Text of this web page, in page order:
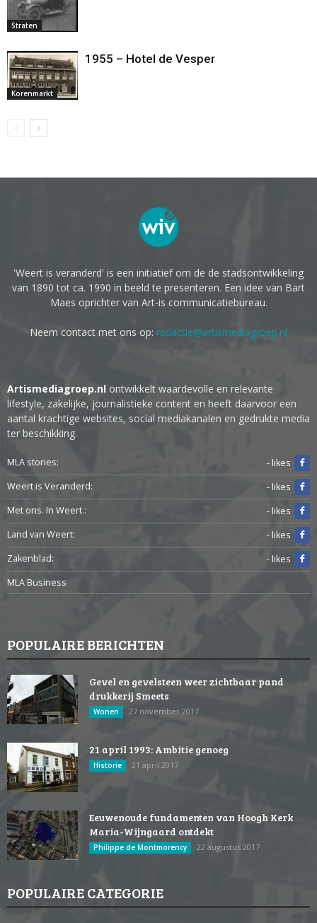
Straten
Korenmarkt
1955 – Hotel de Vesper
'Weert is veranderd' is een initiatief om de de stadsontwikkeling
van 1890 tot ca. 1990 in beeld te presenteren. Een idee van Bart
Maes oprichter van Art-is communicatiebureau.
Neem contact met ons op: redactie@artismediagroep.nl
Artismediagroep.nl ontwikkelt waardevolle en relevante
lifestyle, zakelijke, journalistieke content en heeft daarvoor een
aantal krachtige websites, social mediakanalen en gedrukte media
ter beschikking.
MLA stories:
- likes
Weert is Veranderd:
- likes
Met ons. In Weert.:
- likes
Land van Weert:
- likes
Zakenblad:
- likes
MLA Business
POPULAIRE BERICHTEN
Gevel en gevelsteen weer zichtbaar pand
drukkerij Smeets
Wonen 27 november 2017
21 april 1993: Ambitie genoeg
Historie 21 april 2017
Eeuwenoude fundamenten van Hoogh Kerk
Maria-Wijngaard ontdekt
Philippe de Montmorency 22 augustus 2017
POPULAIRE CATEGORIE